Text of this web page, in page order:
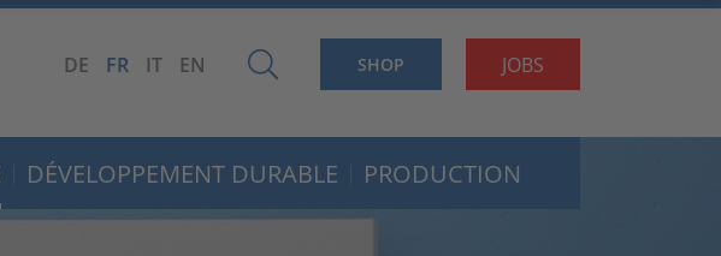
JOBS
SHOP
DE FR IT EN
DÉVELOPPEMENT DURABLE PRODUCTION